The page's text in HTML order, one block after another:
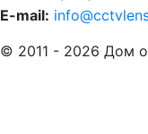
E-mail:
© 2011 - 2026 Дом